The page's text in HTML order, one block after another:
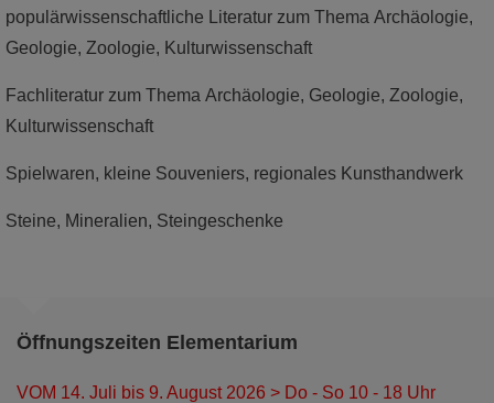
populärwissenschaftliche Literatur zum Thema Archäologie,
Geologie, Zoologie, Kulturwissenschaft
Fachliteratur zum Thema Archäologie, Geologie, Zoologie,
Kulturwissenschaft
Spielwaren, kleine Souveniers, regionales Kunsthandwerk
Steine, Mineralien, Steingeschenke
Öffnungszeiten Elementarium
VOM 14. Juli bis 9. August 2026 > Do - So 10 - 18 Uhr